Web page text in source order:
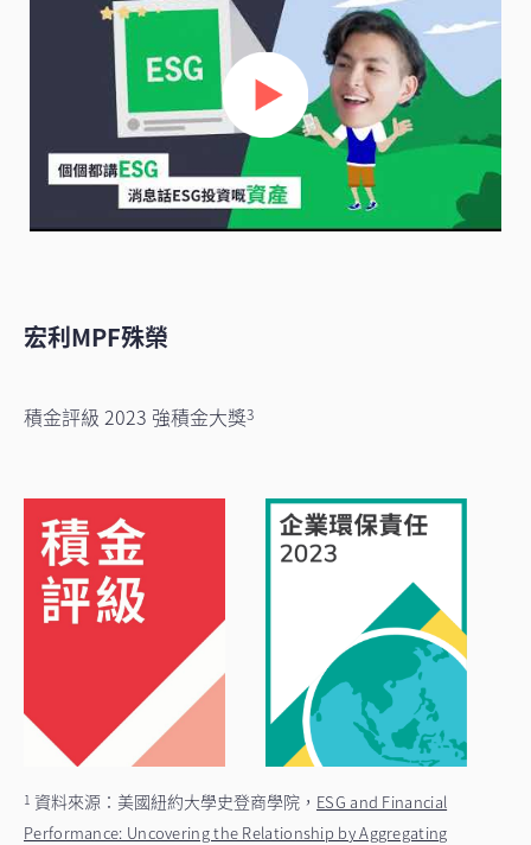
宏利MPF殊榮
積金評級 2023 強積金大獎3
1 資料來源：美國紐約大學史登商學院， ESG and Financial
Performance: Uncovering the Relationship by Aggregating